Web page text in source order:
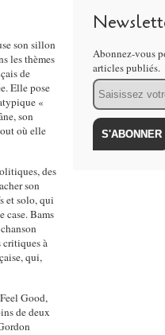
son sillon
les thèmes
de
Elle pose
«
son
où elle
des
son
et solo, qui
case. Bams
critiques à
qui,
Good,
de deux
Abonnez-vous
articles publiés.
Email